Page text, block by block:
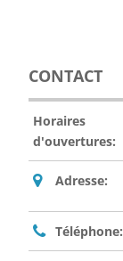
CONTACT
Horaires
d'ouvertures:
Adresse:
Téléphone: